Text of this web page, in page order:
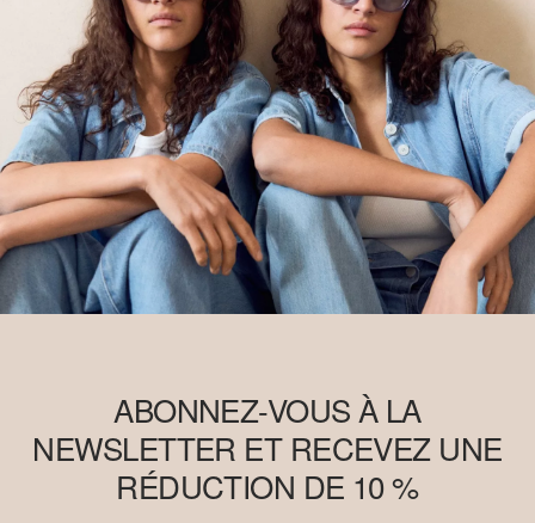
ABONNEZ-VOUS À LA
NEWSLETTER ET RECEVEZ UNE
RÉDUCTION DE 10 %